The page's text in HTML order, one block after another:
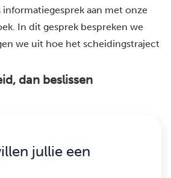
informatiegesprek aan met onze
In dit gesprek bespreken we
we uit hoe het scheidingstraject
dan beslissen
jullie een